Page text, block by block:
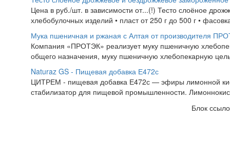
Цена в руб./шт. в зависимости от...(!) Тесто слоёное
хлебобулочных изделий • пласт от 250 г до 500 г •
Мука пшеничная и ржаная с Алтая от производителя
Компания «ПРОТЭК» реализует муку пшеничную
общего назначения, муку пшеничную хлебопекарную
Naturaz GS - Пищевая добавка Е472с
ЦИТРЕМ - пищевая добавка Е472с — эфиры лимонной
стабилизатор для пищевой промышленности.
Блок